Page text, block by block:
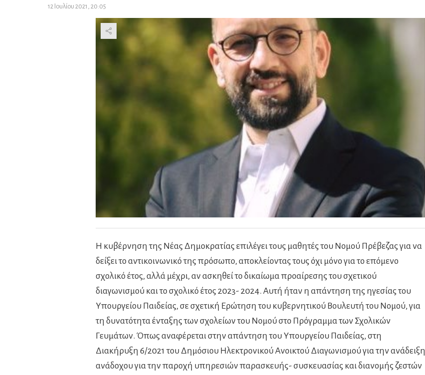
12 Ιουλίου 2021, 20:05
Η κυβέρνηση της Νέας Δημοκρατίας επιλέγει τους μαθητές του Νομού Πρέβεζας για να
δείξει το αντικοινωνικό της πρόσωπο, αποκλείοντας τους όχι μόνο για το επόμενο
σχολικό έτος, αλλά μέχρι, αν ασκηθεί το δικαίωμα προαίρεσης του σχετικού
διαγωνισμού και το σχολικό έτος 2023- 2024. Αυτή ήταν η απάντηση της ηγεσίας του
Υπουργείου Παιδείας, σε σχετική Ερώτηση του κυβερνητικού Βουλευτή του Νομού, για
τη δυνατότητα ένταξης των σχολείων του Νομού στο Πρόγραμμα των Σχολικών
Γευμάτων. Όπως αναφέρεται στην απάντηση του Υπουργείου Παιδείας, στη
Διακήρυξη 6/2021 του Δημόσιου Ηλεκτρονικού Ανοικτού Διαγωνισμού για την ανάδειξη
ανάδοχου για την παροχή υπηρεσιών παρασκευής- συσκευασίας και διανομής ζεστών